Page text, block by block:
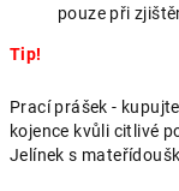
pouze při
Tip!
Prací prášek -
kojence kvůli citlivé
Jelínek s